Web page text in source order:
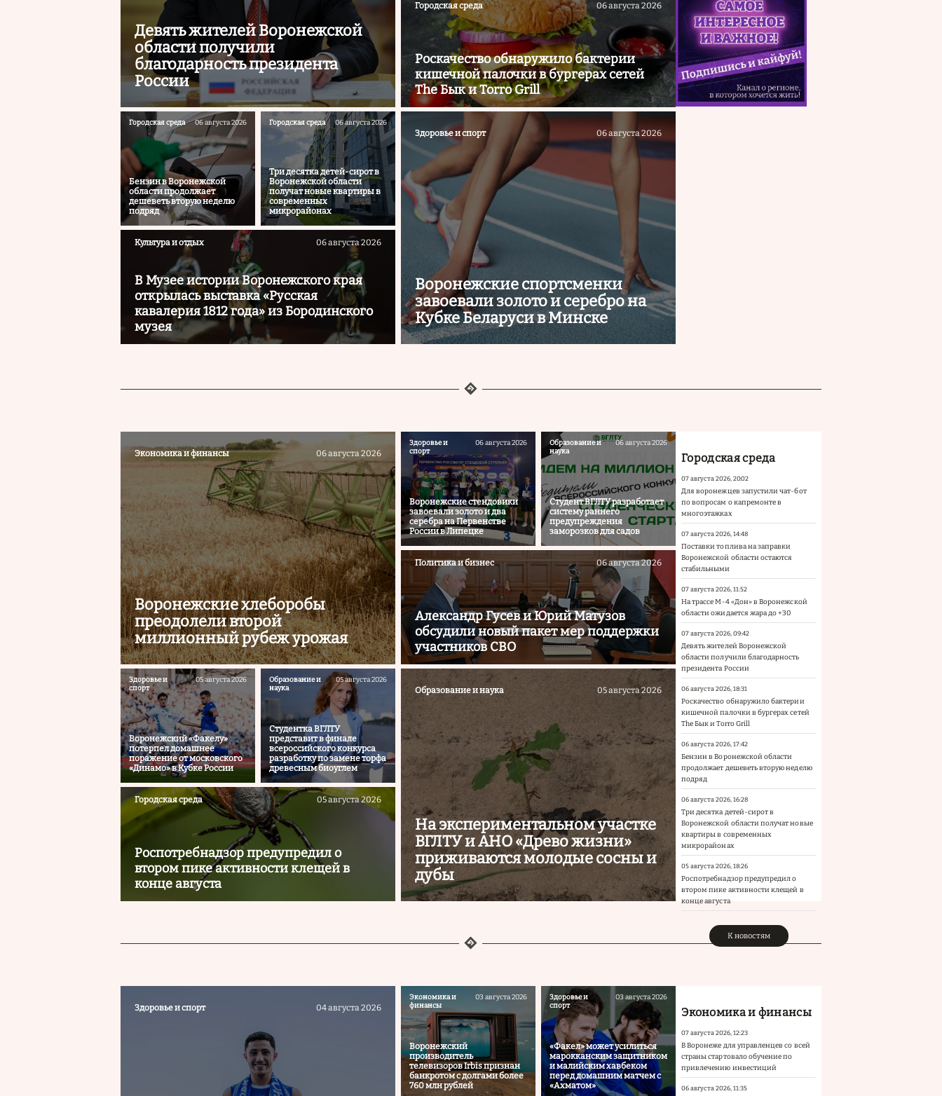
Девять жителей Воронежской
области получили
благодарность президента
России
Городская среда 06 августа 2026
Роскачество обнаружило бактерии
кишечной палочки в бургерах сетей
The Бык и Torro Grill
Городская среда 06 августа 2026
Бензин в Воронежской
области продолжает
дешеветь вторую неделю
подряд
Городская среда 06 августа 2026
Три десятка детей-сирот в
Воронежской области
получат новые квартиры в
современных
микрорайонах
Культура и отдых 06 августа 2026
В Музее истории Воронежского края
открылась выставка «Русская
кавалерия 1812 года» из Бородинского
музея
Здоровье и спорт 06 августа 2026
Воронежские спортсменки
завоевали золото и серебро на
Кубке Беларуси в Минске
Экономика и финансы 06 августа 2026
Воронежские хлеборобы
преодолели второй
миллионный рубеж урожая
Здоровье и
спорт
06 августа 2026
Воронежские стендовики
завоевали золото и два
серебра на Первенстве
России в Липецке
Образование и
наука
06 августа 2026
Студент ВГЛТУ разработает
систему раннего
предупреждения
заморозков для садов
Политика и бизнес 06 августа 2026
Александр Гусев и Юрий Матузов
обсудили новый пакет мер поддержки
участников СВО
Здоровье и
спорт
05 августа 2026
Воронежский «Факелу»
потерпел домашнее
поражение от московского
«Динамо» в Кубке России
Образование и
наука
05 августа 2026
Студентка ВГЛТУ
представит в финале
всероссийского конкурса
разработку по замене торфа
древесным биоуглем
Городская среда 05 августа 2026
Роспотребнадзор предупредил о
втором пике активности клещей в
конце августа
Образование и наука 05 августа 2026
На экспериментальном участке
ВГЛТУ и АНО «Древо жизни»
приживаются молодые сосны и
дубы
Городская среда
07 августа 2026, 20:02
Для воронежцев запустили чат-бот
по вопросам о капремонте в
многоэтажках
07 августа 2026, 14:48
Поставки топлива на заправки
Воронежской области остаются
стабильными
07 августа 2026, 11:52
На трассе М-4 «Дон» в Воронежской
области ожидается жара до +30
07 августа 2026, 09:42
Девять жителей Воронежской
области получили благодарность
президента России
06 августа 2026, 18:31
Роскачество обнаружило бактерии
кишечной палочки в бургерах сетей
The Бык и Torro Grill
06 августа 2026, 17:42
Бензин в Воронежской области
продолжает дешеветь вторую неделю
подряд
06 августа 2026, 16:28
Три десятка детей-сирот в
Воронежской области получат новые
квартиры в современных
микрорайонах
05 августа 2026, 18:26
Роспотребнадзор предупредил о
втором пике активности клещей в
конце августа
К новостям
Здоровье и спорт 04 августа 2026
Экономика и
финансы
03 августа 2026
Воронежский
производитель
телевизоров Irbis признан
банкротом с долгами более
760 млн рублей
Здоровье и
спорт
03 августа 2026
«Факел» может усилиться
марокканским защитником
и малийским хавбеком
перед домашним матчем с
«Ахматом»
Экономика и финансы
07 августа 2026, 12:23
В Воронеже для управленцев со всей
страны стартовало обучение по
привлечению инвестиций
06 августа 2026, 11:35